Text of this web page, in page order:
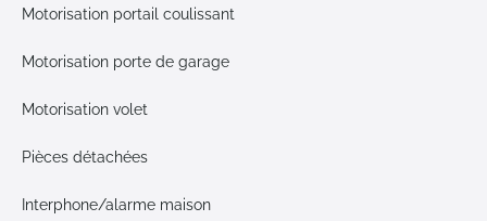
Motorisation portail coulissant
Motorisation porte de garage
Motorisation volet
Pièces détachées
Interphone/alarme maison